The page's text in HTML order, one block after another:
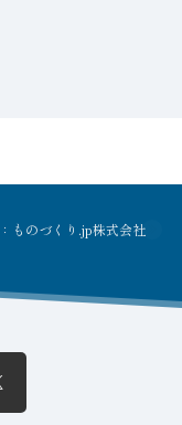
ものづくり.jp株式会社